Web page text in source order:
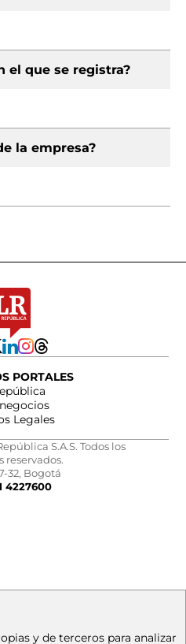
el que se registra?
la empresa?
PORTALES
Legales
S.A.S. Todos los
reservados.
32, Bogotá
4227600
y de terceros para analizar